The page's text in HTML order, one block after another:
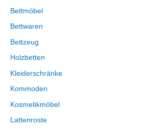
Bettmöbel
Bettwaren
Bettzeug
Holzbetten
Kleiderschränke
Kommoden
Kosmetikmöbel
Lattenroste